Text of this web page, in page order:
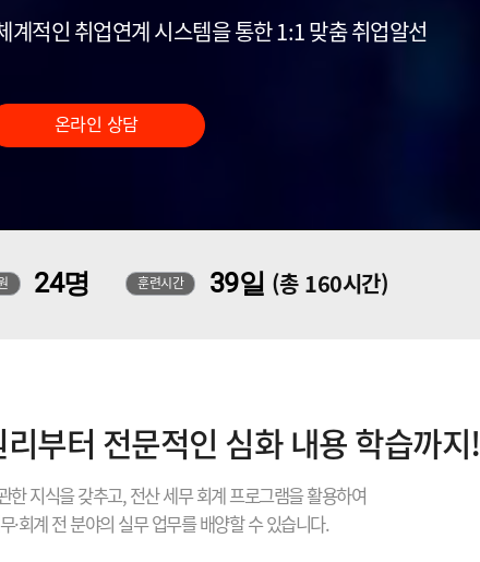
적인 취업연계 시스템을 통한 1:1 맞춤 취업알선
온라인 상담
24명 훈련시간 39일 (총 160시간)
부터 전문적인 심화 내용 학습까지!
한 지식을 갖추고, 전산 세무 회계 프로그램을 활용하여
·회계 전 분야의 실무 업무를 배양할 수 있습니다.